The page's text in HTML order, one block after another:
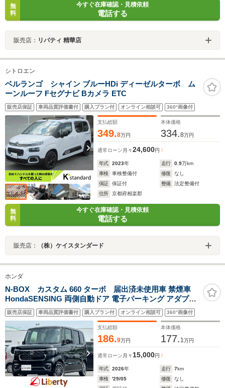
無
料
今すぐ在庫確認・見積依頼
電話する
販売店： リバティ 精華店
シトロエン
ベルランゴ シャイン ブルーHDi ディーゼルターボ ム
ーンルーフ Fセグナビ Bカメラ ETC
販売店保証 車両品質評価書付 購入プラン付 オンライン相談可 360°画像付
支払総額
349.8万円
本体価格
334.8万円
通常ローン 月々24,600円
年式 2023年 走行 0.9万km
車検
車検整備付 修復
なし
保証
保証付 整備
法定整備付
住所
京都府相楽郡
無
料
今すぐ在庫確認・見積依頼
電話する
販売店： （株）ケイスタンダード
ホンダ
N-BOX カスタム 660 ターボ 届出済未使用車 禁煙車
HondaSENSING 両側自動ドア 電子パーキング アダプテ
ィブクルーズコントロール 革巻きステアリング パドルシ
フト LEDヘッドライト 前席シートヒーター スマートキー
純正アルミホイール
販売店保証 車両品質評価書付 購入プラン付 オンライン相談可 360°画像付
支払総額
186.9万円
本体価格
177. 1万円
通常ローン 月々 15,000円
年式 2026年 走行 7km
車検
'29/05 修復
なし